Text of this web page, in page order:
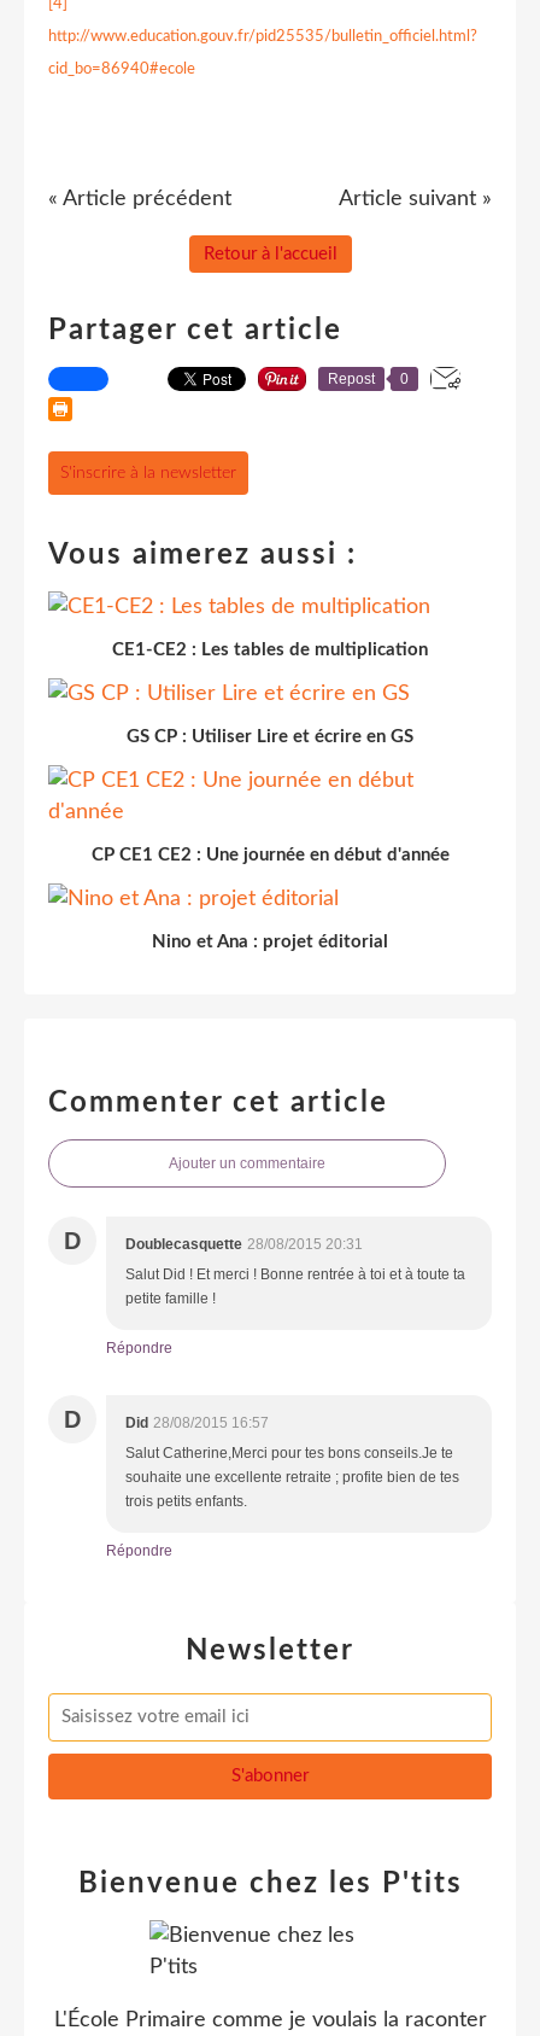
http://www.education.gouv.fr/pid25535/bulletin_officiel.html?
cid_bo=86940#ecole
« Article précédent Article suivant »
Retour à l'accueil
Partager cet article
Repost 0
S'inscrire à la newsletter
Vous aimerez aussi :
CE1-CE2 : Les tables de multiplication
GS CP : Utiliser Lire et écrire en GS
CP CE1 CE2 : Une journée en début d'année
Nino et Ana : projet éditorial
Commenter cet article
Ajouter un commentaire
D Doublecasquette 28/08/2015 20:31
Salut Did ! Et merci ! Bonne rentrée à toi et à toute ta
petite famille !
Répondre
D Did 28/08/2015 16:57
Salut Catherine,Merci pour tes bons conseils.Je te
souhaite une excellente retraite ; profite bien de tes
trois petits enfants.
Répondre
Newsletter
Bienvenue chez les P'tits
L'École Primaire comme je voulais la raconter